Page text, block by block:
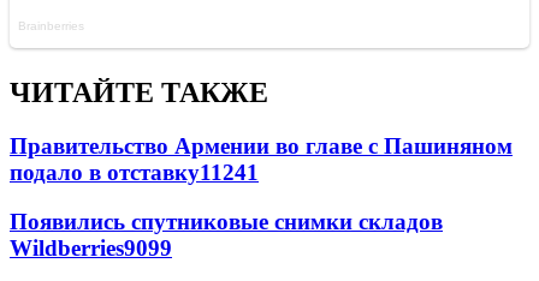
ЧИТАЙТЕ ТАКЖЕ
Правительство Армении во главе с Пашиняном
подало в отставку11241
Появились спутниковые снимки складов
Wildberries9099